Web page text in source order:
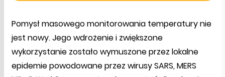
Pomysł masowego monitorowania temperatury nie
jest nowy. Jego wdrożenie i zwiększone
wykorzystanie zostało wymuszone przez lokalne
epidemie powodowane przez wirusy SARS, MERS